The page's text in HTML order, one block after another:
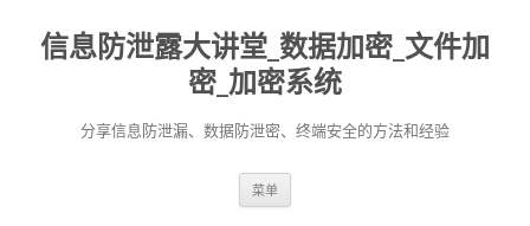
信息防泄露大讲堂_数据加密_文件加
密_加密系统
分享信息防泄漏、数据防泄密、终端安全的方法和经验
菜单